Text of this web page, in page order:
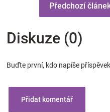
Předchozí
Diskuze (0)
Buďte první, kdo napíše
Přidat komentář